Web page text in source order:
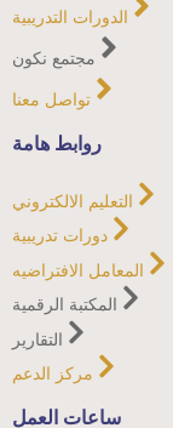
الدورات التدريبية
مجتمع نكون
تواصل معنا
روابط هامة
التعليم الالكتروني
دورات تدريبية
المعامل الافتراضيه
المكتبة الرقمية
التقارير
مركز الدعم
ساعات العمل